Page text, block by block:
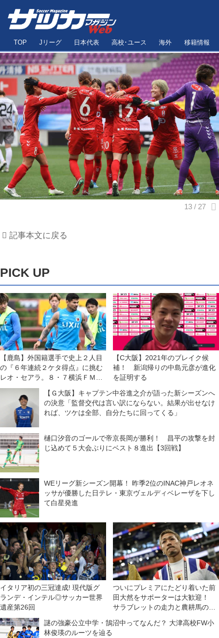
TOP Jリーグ 日本代表 高校･ユース 海外 移籍情報
記事本文に戻る
PICK UP
【鹿島】外国籍選手で史上２人目
の『６年連続２ケタ得点』に挑む
レオ・セアラ。８・７横浜ＦＭと
の開幕戦は「王者である自分たち
の力を示す機会」と意気込む
【C大阪】2021年のブレイク候
補！ 新潟帰りの中島元彦が進化
を証明する
【Ｇ大阪】キャプテン中谷進之介が語った新シーズンへ
の決意「監督交代は言い訳にならない。結果が出せなけ
れば、ツケは全部、自分たちに回ってくる」
樋口汐音のゴールで帝京長岡が勝利！ 昌平の攻撃を封
じ込めて５大会ぶりにベスト８進出【3回戦】
WEリーグ新シーズン開幕！ 昨季2位のINAC神戸レオネ
ッサが優勝した日テレ・東京ヴェルディベレーザを下し
て白星発進
イタリア初の三冠達成! 現代版グ
ランデ・インテル◎サッカー世界
遺産第26回
ついにプレミアにたどり着いた前
田大然をサポーターは大歓迎！
サラブレットの走力と農耕馬の献
らす！【英国通信】
謎の強豪公立中学・鵠沼中ってなんだ？ 大津高校FW小
林俊瑛のルーツを辿る